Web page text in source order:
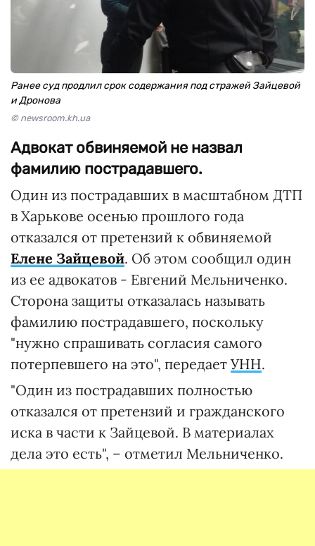
Ранее суд продлил срок содержания под стражей Зайцевой
и Дронова
© newsroom.kh.ua
Адвокат обвиняемой не назвал
фамилию пострадавшего.
Один из пострадавших в масштабном ДТП
в Харькове осенью прошлого года
отказался от претензий к обвиняемой
Елене Зайцевой. Об этом сообщил один
из ее адвокатов - Евгений Мельниченко.
Сторона защиты отказалась называть
фамилию пострадавшего, поскольку
"нужно спрашивать согласия самого
потерпевшего на это", передает УНН.
"Один из пострадавших полностью
отказался от претензий и гражданского
иска в части к Зайцевой. В материалах
дела это есть", – отметил Мельниченко.